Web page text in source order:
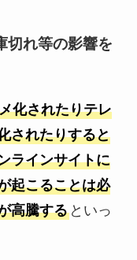
切れ等の影響を
化されたりテレ
されたりすると
ラインサイトに
起こることは必
高騰するといっ